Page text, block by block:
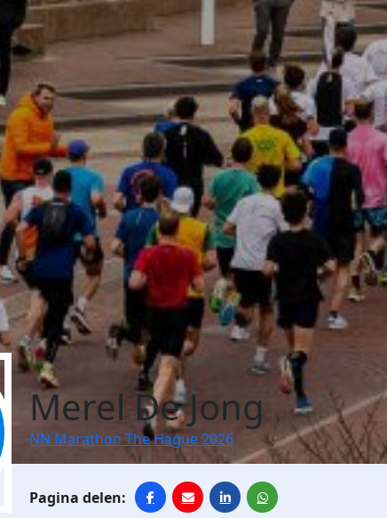
Merel De Jong
NN Marathon The Hague 2026